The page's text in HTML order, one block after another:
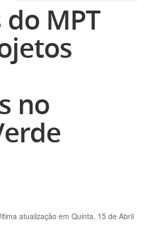
MPT
no
atualização em Quinta, 15 de Abril